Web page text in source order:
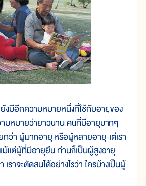
อีกความหมายหนึ่งที่ใช้กับอายุของ
ามหมายว่ายาวนาน คนที่มีอายุมากๆ
ยกว่า ผู้มากอายุ หรือผู้หลายอายุ แต่เรา
ม้แต่ผู้ที่มีอายุยืน ท่านก็เป็นผู้สูงอายุ
เราจะตัดสินได้อย่างไรว่า ใครบ้างเป็นผู้